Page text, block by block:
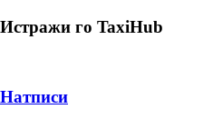
Истражи го TaxiHub
Натписи